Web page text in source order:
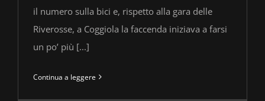
il numero sulla bici e, rispetto alla gara delle
Riverosse, a Coggiola la faccenda iniziava a farsi
un po’ più [...]
Continua a leggere